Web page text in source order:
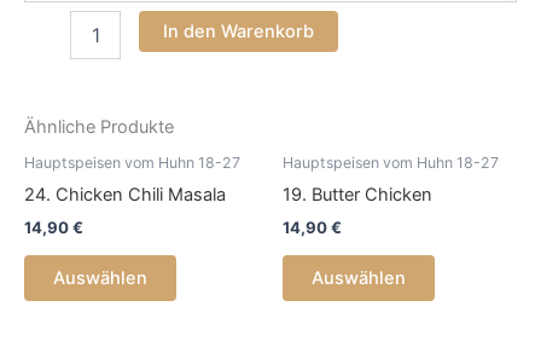
In den Warenkorb
Ähnliche Produkte
Hauptspeisen vom Huhn 18-27
24. Chicken Chili Masala
14,90€
Auswählen
Hauptspeisen vom Huhn 18-27
19. Butter Chicken
14,90€
Auswählen